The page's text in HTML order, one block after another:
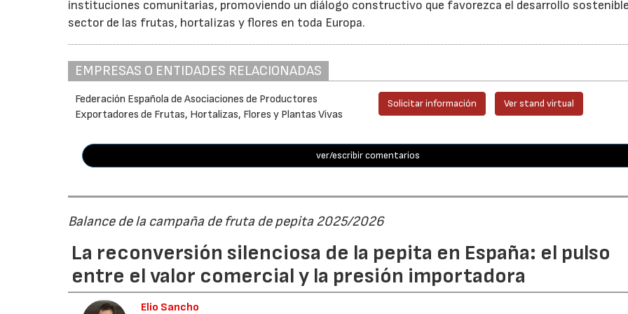
instituciones comunitarias, promoviendo un diálogo constructivo que favorezca el desarrollo
sector de las frutas, hortalizas y flores en toda Europa.
EMPRESAS O ENTIDADES RELACIONADAS
Federación Española de Asociaciones de Productores
Exportadores de Frutas, Hortalizas, Flores y Plantas Vivas
Solicitar información Ver stand virtual
ver/escribir comentarios
Balance de la campaña de fruta de pepita 2025/2026
La reconversión silenciosa de la pepita en España: el pulso
entre el valor comercial y la presión importadora
Elio Sancho